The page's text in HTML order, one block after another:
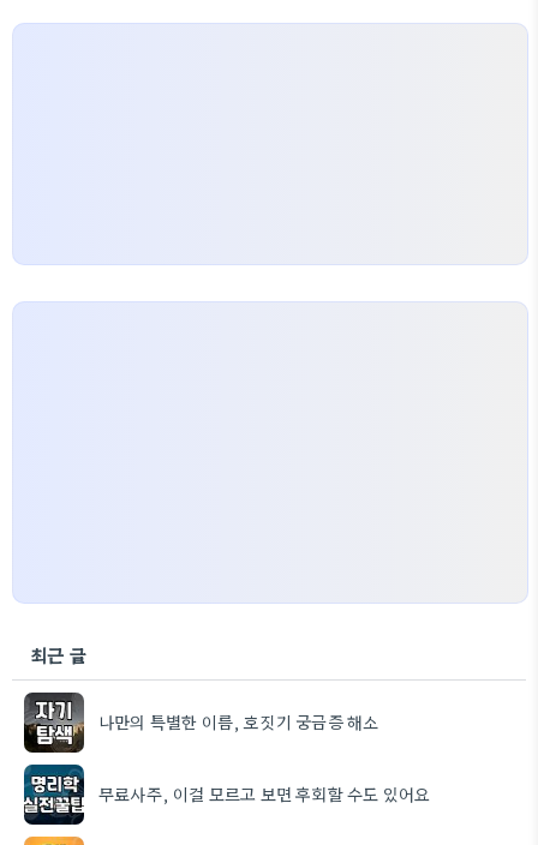
최근 글
나만의 특별한 이름, 호짓기 궁금증 해소
무료사주, 이걸 모르고 보면 후회할 수도 있어요